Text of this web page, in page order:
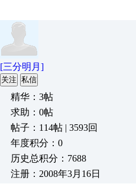
[三分明月]
关注 私信
精华：3帖
求助：0帖
帖子：114帖 | 3593回
年度积分：0
历史总积分：7688
注册：2008年3月16日